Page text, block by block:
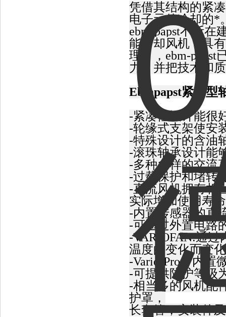
凭借其结构的紧
电子元件冷却的*
ebm-papst不断
能冷却风机（具
理），ebm-papst
力，并把技术和
Ebmpapst紧凑型
-紧凑性设计能很
-轮缘式支架使安
-特殊设计的含油
-滚珠轴承设计能
-多种多样的交流
-过载保护和堵转
-直流风机拥有相
实际增加使用寿
-内置传感器的直
-可通过外置电路
-VARIOFAN:通
温度的变化而变
-Vario-Pro：内置
-可提供防护等级
-相当多的风机配
护罩，
长套管，安装件